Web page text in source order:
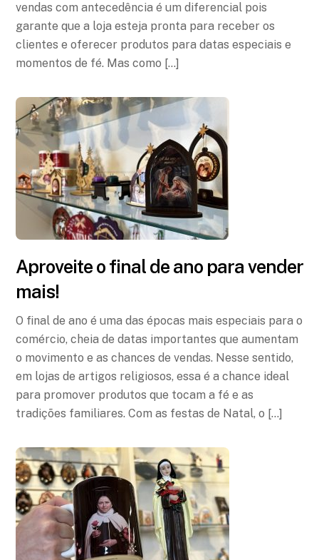
vendas com antecedência é um diferencial pois
garante que a loja esteja pronta para receber os
clientes e oferecer produtos para datas especiais e
momentos de fé. Mas como […]
Aproveite o final de ano para vender
mais!
O final de ano é uma das épocas mais especiais para o
comércio, cheia de datas importantes que aumentam
o movimento e as chances de vendas. Nesse sentido,
em lojas de artigos religiosos, essa é a chance ideal
para promover produtos que tocam a fé e as
tradições familiares. Com as festas de Natal, o […]